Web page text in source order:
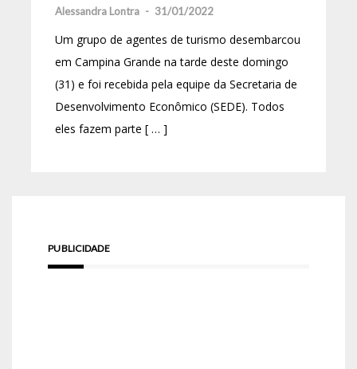
Alessandra Lontra - 31/01/2022
Um grupo de agentes de turismo desembarcou
em Campina Grande na tarde deste domingo
(31) e foi recebida pela equipe da Secretaria de
Desenvolvimento Econômico (SEDE). Todos
eles fazem parte [ … ]
PUBLICIDADE